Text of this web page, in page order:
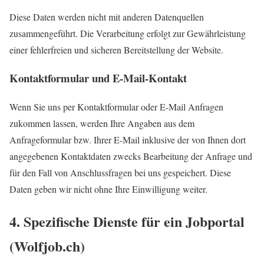
Diese Daten werden nicht mit anderen Datenquellen
zusammengeführt. Die Verarbeitung erfolgt zur Gewährleistung
einer fehlerfreien und sicheren Bereitstellung der Website.
Kontaktformular und E-Mail-Kontakt
Wenn Sie uns per Kontaktformular oder E-Mail Anfragen
zukommen lassen, werden Ihre Angaben aus dem
Anfrageformular bzw. Ihrer E-Mail inklusive der von Ihnen dort
angegebenen Kontaktdaten zwecks Bearbeitung der Anfrage und
für den Fall von Anschlussfragen bei uns gespeichert. Diese
Daten geben wir nicht ohne Ihre Einwilligung weiter.
4. Spezifische Dienste für ein Jobportal
(Wolfjob.ch)